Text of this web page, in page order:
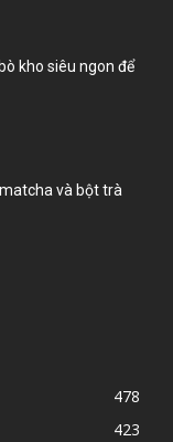
kho siêu ngon để
và bột trà
478
423